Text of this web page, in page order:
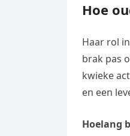
Hoe
Haar rol
brak pas
kwieke
en een
Hoelang